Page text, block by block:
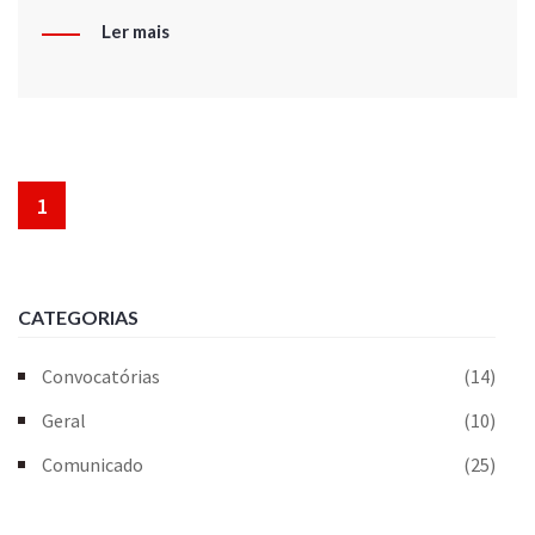
Ler mais
1
CATEGORIAS
Convocatórias
(14)
Geral
(10)
Comunicado
(25)